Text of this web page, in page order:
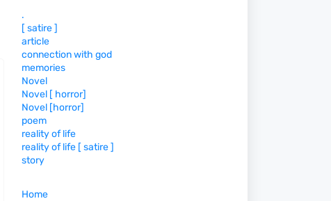
.
[ satire ]
article
connection with god
memories
Novel
Novel [ horror]
Novel [horror]
poem
reality of life
reality of life [ satire ]
story
Home